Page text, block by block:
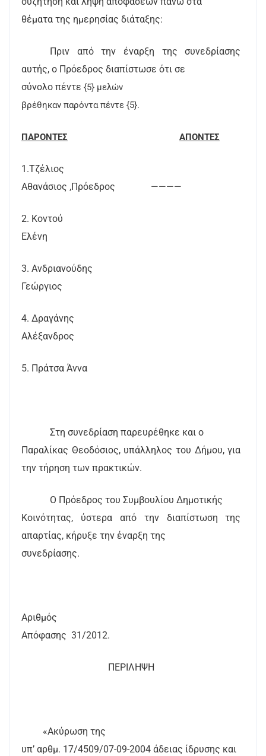
θέματα της ημερησίας διάταξης:
Πριν από την έναρξη της συνεδρίασης
αυτής, ο Πρόεδρος διαπίστωσε ότι σε
σύνολο πέντε {5} μελών
βρέθηκαν παρόντα πέντε {5}.
ΠΑΡΟΝΤΕΣ ΑΠΟΝΤΕΣ
1.Τζέλιος
Αθανάσιος ,Πρόεδρος
————
2. Κοντού
Ελένη
3. Ανδριανούδης
Γεώργιος
4. Δραγάνης
Αλέξανδρος
5. Πράτσα Άννα
Στη συνεδρίαση παρευρέθηκε και ο
Παραλίκας Θεοδόσιος, υπάλληλος του Δήμου, για
την τήρηση των πρακτικών.
Ο Πρόεδρος του Συμβουλίου Δημοτικής
Κοινότητας, ύστερα από την διαπίστωση της
απαρτίας, κήρυξε την έναρξη της
συνεδρίασης.
Αριθμός
Απόφασης 31/2012.
ΠΕΡΙΛΗΨΗ
«Ακύρωση της
υπ’ αρθμ. 17/4509/07-09-2004 άδειας ίδρυσης και